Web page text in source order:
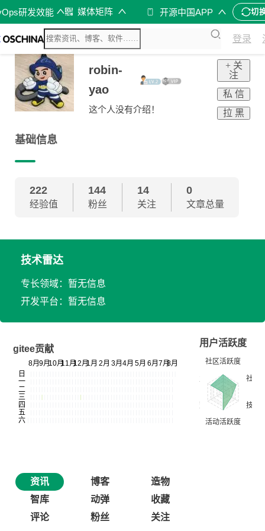
研发效能 媒体矩阵 开源中国APP 切
登录
robin-
yao
这个人没有介绍！
+ 关
注
私 信
拉 黑
基础信息
222
经验值
144
粉丝
14
关注
0
文章总量
技术雷达
专长领域：暂无信息
开发平台：暂无信息
gitee贡献
用户活跃度
资讯 博客
造物
智库
动弹
收藏
评论
粉丝 关注